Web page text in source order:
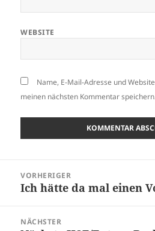
WEBSITE
Name, E-Mail-Adresse und
meinen nächsten Kommentar
VORHERIGER
Vorheriger
Ich hätte da mal einen
NÄCHSTER